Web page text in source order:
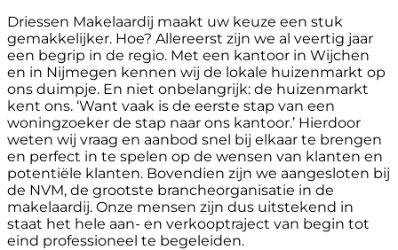
Driessen Makelaardij maakt uw keuze een stuk
gemakkelijker. Hoe? Allereerst zijn we al veertig jaar
een begrip in de regio. Met een kantoor in Wijchen
en in Nijmegen kennen wij de lokale huizenmarkt op
ons duimpje. En niet onbelangrijk: de huizenmarkt
kent ons. ‘Want vaak is de eerste stap van een
woningzoeker de stap naar ons kantoor.’ Hierdoor
weten wij vraag en aanbod snel bij elkaar te brengen
en perfect in te spelen op de wensen van klanten en
potentiële klanten. Bovendien zijn we aangesloten bij
de NVM, de grootste brancheorganisatie in de
makelaardij. Onze mensen zijn dus uitstekend in
staat het hele aan- en verkooptraject van begin tot
eind professioneel te begeleiden.